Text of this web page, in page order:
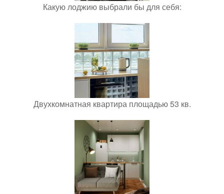
Какую лоджию выбрали бы для себя:
Двухкомнатная квартира площадью 53 кв.